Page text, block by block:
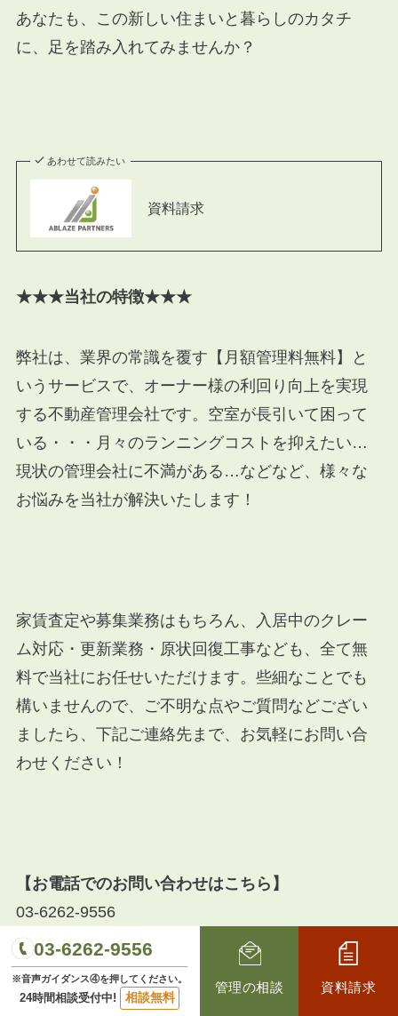
あなたも、この新しい住まいと暮らしのカタチ
に、足を踏み入れてみませんか？
あわせて読みたい
資料請求
★★★当社の特徴★★★
弊社は、業界の常識を覆す【月額管理料無料】と
いうサービスで、オーナー様の利回り向上を実現
する不動産管理会社です。空室が長引いて困って
いる・・・月々のランニングコストを抑えたい…
現状の管理会社に不満がある…などなど、様々な
お悩みを当社が解決いたします！
家賃査定や募集業務はもちろん、入居中のクレー
ム対応・更新業務・原状回復工事なども、全て無
料で当社にお任せいただけます。些細なことでも
構いませんので、ご不明な点やご質問などござい
ましたら、下記ご連絡先まで、お気軽にお問い合
わせください！
【お電話でのお問い合わせはこちら】
03-6262-9556
【ホームページからのお問い合わせはこちら】
管理のご相談等、その他お問い合わせもこちらで
03-6262-9556
※音声ガイダンス④を押してください。
24時間相談受付中! 相談無料
管理の相談 資料請求